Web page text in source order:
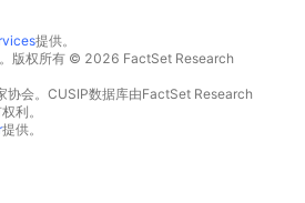
提供。
版权所有 © 2026 FactSet Research
会。CUSIP数据库由FactSet Research
利。
提供。